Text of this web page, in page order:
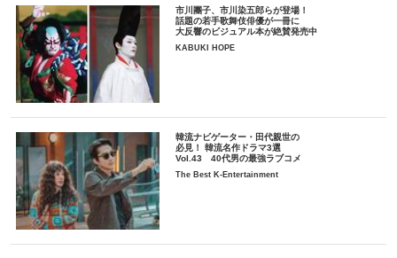
市川團子、市川染五郎らが登場！
話題の若手歌舞伎俳優が一冊に
大反響のビジュアル本が絶賛発売中
KABUKI HOPE
韓流ナビゲーター・田代親世の
必見！ 韓流名作ドラマ3選
Vol.43 40代男の最強ラブコメ
The Best K-Entertainment